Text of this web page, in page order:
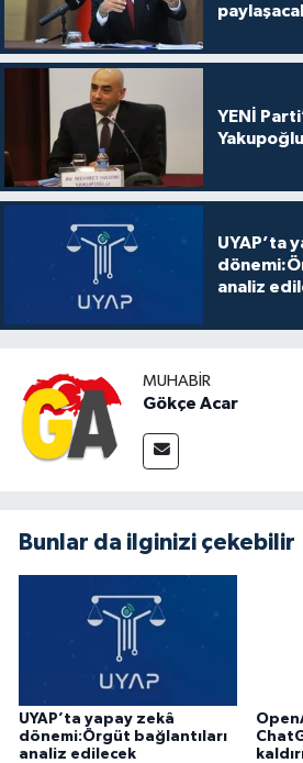
YENİ
UYAP’ta
analiz
MUHABIR
Gökçe Acar
Bunlar da ilginizi çekebilir
UYAP’ta yapay zekâ
dönemi:Örgüt bağlantıları
analiz edilecek